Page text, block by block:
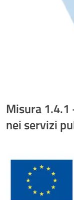
Misura
nei servizi